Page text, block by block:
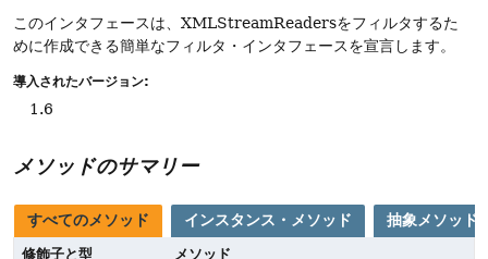
このインタフェースは、XMLStreamReadersをフィルタするた
めに作成できる簡単なフィルタ・インタフェースを宣言します。
導入されたバージョン:
1.6
メソッドのサマリー
すべてのメソッド インスタンス・メソッド 抽象メソッド
修飾子と型
メソッド